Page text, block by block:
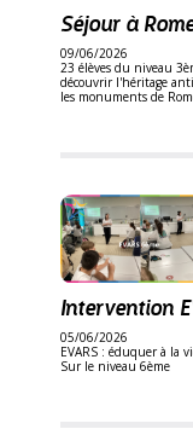
Séjour à
09/06/2026
23 élèves du niveau
découvrir l'héritage
les monuments de
Intervention
05/06/2026
EVARS : éduquer à la
Sur le niveau 6ème